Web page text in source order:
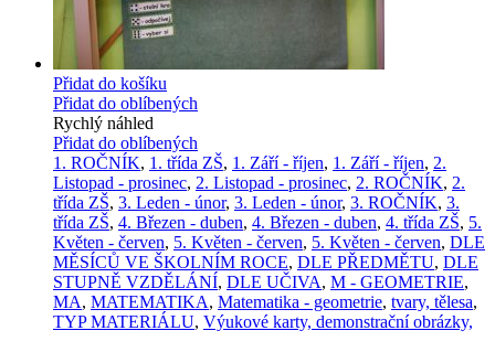
Přidat do košíku
Přidat do oblíbených
Rychlý náhled
Přidat do oblíbených
1. ROČNÍK, 1. třída ZŠ, 1. Září - říjen, 1. Září - říjen, 2.
Listopad - prosinec, 2. Listopad - prosinec, 2. ROČNÍK, 2.
třída ZŠ, 3. Leden - únor, 3. Leden - únor, 3. ROČNÍK, 3.
třída ZŠ, 4. Březen - duben, 4. Březen - duben, 4. třída ZŠ, 5.
Květen - červen, 5. Květen - červen, 5. Květen - červen, DLE
MĚSÍCŮ VE ŠKOLNÍM ROCE, DLE PŘEDMĚTU, DLE
STUPNĚ VZDĚLÁNÍ, DLE UČIVA, M - GEOMETRIE,
MA, MATEMATIKA, Matematika - geometrie, tvary, tělesa,
TYP MATERIÁLU, Výukové karty, demonstrační obrázky,